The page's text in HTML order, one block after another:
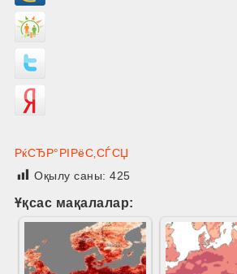
РќСЂР°РІРёС‚СЃСЏ
Оқылу саны:425
Ұқсас мақалалар: